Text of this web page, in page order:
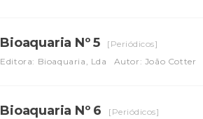
Bioaquaria Nº 5
[Periódicos]
Editora: Bioaquaria, Lda
Autor: João Cotter
Bioaquaria Nº 6
[Periódicos]